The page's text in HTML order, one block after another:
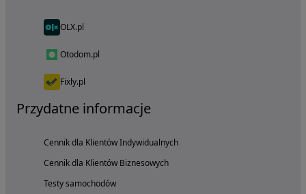
OLX.pl
Otodom.pl
Fixly.pl
Przydatne informacje
Cennik dla Klientów Indywidualnych
Cennik dla Klientów Biznesowych
Testy samochodów